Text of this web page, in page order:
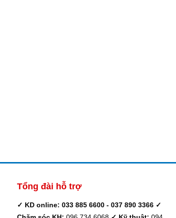
Tổng đài hỗ trợ
✓ KD online: 033 885 6600 - 037 890 3366 ✓